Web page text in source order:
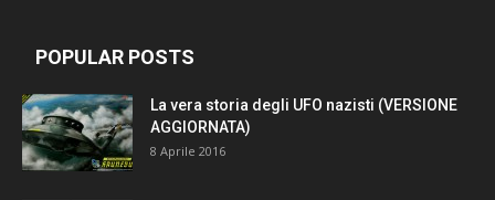
POPULAR POSTS
La vera storia degli UFO nazisti (VERSIONE
AGGIORNATA)
8 Aprile 2016